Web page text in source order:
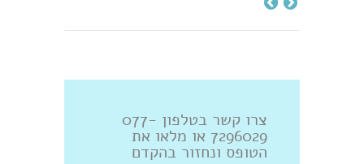
צרו קשר בטלפון 077-
7296029 או מלאו את
הטופס ונחזור בהקדם